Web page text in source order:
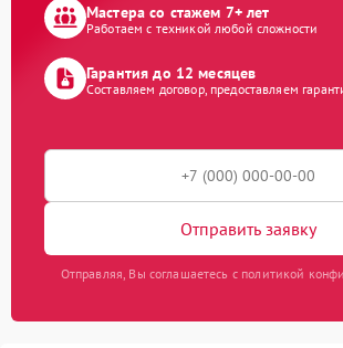
Мастера со стажем 7+ лет
Работаем с техникой любой сложности
Гарантия до 12 месяцев
Составляем договор, предоставляем
Отправить заявку
Отправляя, Вы соглашаетесь с политикой